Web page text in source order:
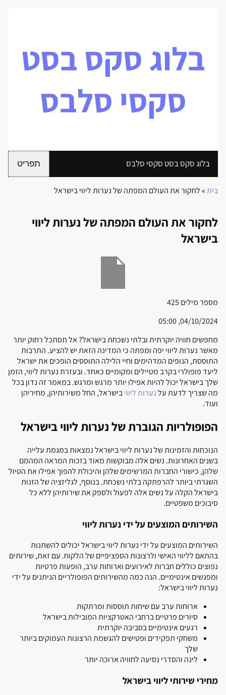
בלוג סקס בסט
סקסי סלבס
בלוג סקס בסט סקסי סלבס תפריט
בית»לחקור את העולם המפתה של נערות ליווי בישראל
לחקור את העולם המפתה של נערות ליווי
בישראל
מספר מילים 425
04/10/2024, 05:00
מחפשים חוויה יוקרתית ובלתי נשכחת בישראל? אל תסתכל רחוק יותר
מאשר נערות ליווי יפה ומפתה כי המדינה הזאת יש להציע. התרבות
התוססת, הנופים המדהימים וחיי הלילה התוססים הופכים את ישראל
ליעד פופולרי בקרב מטיילים ומקומיים כאחד. ובעזרת נערות ליווי, הזמן
שלך בישראל יכול להיות אפילו יותר מרגש ומרגש. במאמר זה נדון בכל
מה שצריך לדעת עלנערות ליוויבישראל, החל משירותיהן, מחיריהן
ועוד.
הפופולריות הגוברת של נערות ליווי בישראל
הנוכחות והזמינות של נערות ליווי בישראל נמצאות במגמת עלייה
בשנים האחרונות. נשים אלה מבוקשות מאוד בזכות המראה המהמם
שלהן, כישורי החברות המרשימים שלהן והיכולת להפוך אפילו את הטיול
השגרתי ביותר להרפתקה בלתי נשכחת. בנוסף, לגליזציה של הזנות
בישראל הקלה על נשים אלה לפעול ולספק את שירותיהן ללא כל
סיבוכים משפטיים.
השירותים המוצעים על ידי נערות ליווי
השירותים המוצעים על ידי נערות ליווי בישראל יכולים להשתנות
בהתאם לליווי האישי ולרצונות הספציפיים של הלקוח. עם זאת, שירותים
נפוצים כוללים חברות לאירועים וארוחות ערב, הופעות פרטיות
ומפגשים אינטימיים. הנה כמה מהשירותים הפופולריים הניתנים על ידי
נערות ליווי בישראל:
ארוחות ערב עם שיחות תוססות ומרתקות
סיורים פרטיים ברחבי האטרקציות המובילות בישראל
רגעים אינטימיים בסביבה יוקרתית
משחקי תפקידים ופטישים להגשמת הרצונות העמוקים ביותר
שלך
לינה והסדרי נסיעה לחוויה ארוכה יותר
מחירי שירותי ליווי בישראל